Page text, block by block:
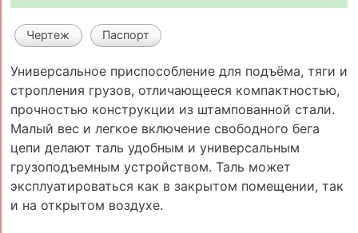
Чертеж Паспорт
Универсальное приспособление для подъёма, тяги и
стропления грузов, отличающееся компактностью,
прочностью конструкции из штампованной стали.
Малый вес и легкое включение свободного бега
цепи делают таль удобным и универсальным
грузоподъемным устройством. Таль может
эксплуатироваться как в закрытом помещении, так
и на открытом воздухе.